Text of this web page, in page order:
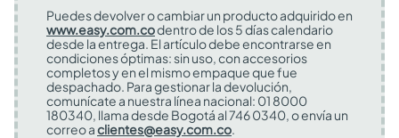
Puedes devolver o cambiar un producto adquirido en
www.easy.com.codentro de los 5 días calendario
desde la entrega. El artículo debe encontrarse en
condiciones óptimas: sin uso, con accesorios
completos y en el mismo empaque que fue
despachado. Para gestionar la devolución,
comunícate a nuestra línea nacional: 01 8000
180340, llama desde Bogotá al 746 0340, o envía un
correo aclientes@easy.com.co.